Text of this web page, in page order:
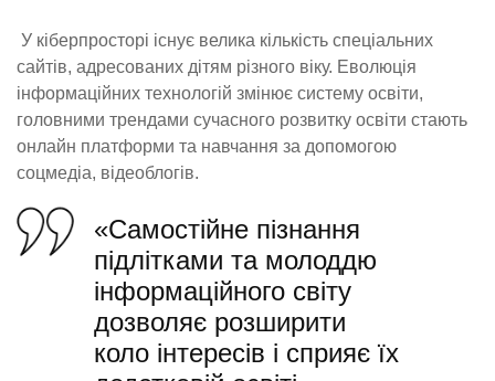
У кіберпросторі існує велика кількість спеціальних
сайтів, адресованих дітям різного віку. Еволюція
інформаційних технологій змінює систему освіти,
головними трендами сучасного розвитку освіти стають
онлайн платформи та навчання за допомогою
соцмедіа, відеоблогів.
«Самостійне пізнання
підлітками та молоддю
інформаційного світу
дозволяє розширити
коло інтересів і сприяє їх